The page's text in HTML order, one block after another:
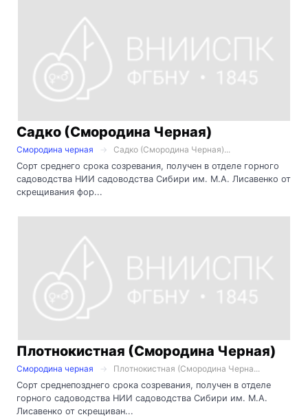
Садко (Смородина Черная)
Смородина черная
Садко (Смородина Черная)...
Сорт среднего срока созревания, получен в отделе горного
садоводства НИИ садоводства Сибири им. М.А. Лисавенко от
скрещивания фор...
Плотнокистная (Смородина Черная)
Смородина черная
Плотнокистная (Смородина Черна...
Сорт среднепозднего срока созревания, получен в отделе
горного садоводства НИИ садоводства Сибири им. М.А.
Лисавенко от скрещиван...